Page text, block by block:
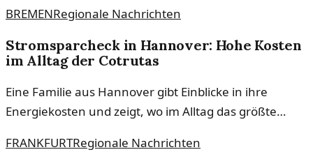
BREMENRegionale Nachrichten
Stromsparcheck in Hannover: Hohe Kosten
im Alltag der Cotrutas
Eine Familie aus Hannover gibt Einblicke in ihre
Energiekosten und zeigt, wo im Alltag das größte
erstaunliche Fakten.
FRANKFURTRegionale Nachrichten